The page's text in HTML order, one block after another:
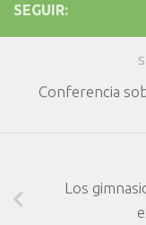
SEGUIR:
Conferencia
Los